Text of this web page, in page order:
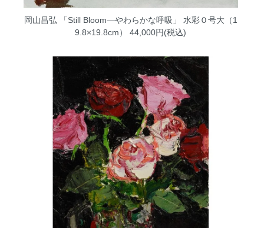
岡山昌弘 「Still Bloom―やわらかな呼吸」 水彩０号大（1
9.8×19.8cm）
44,000円(税込)